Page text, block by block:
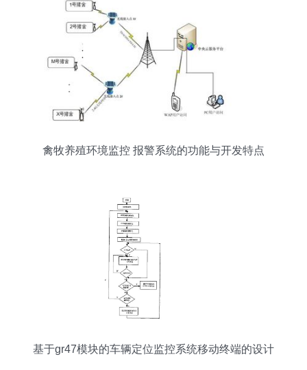
禽牧养殖环境监控 报警系统的功能与开发特点
基于gr47模块的车辆定位监控系统移动终端的设计